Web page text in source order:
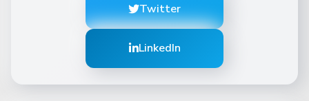
Twitter
LinkedIn